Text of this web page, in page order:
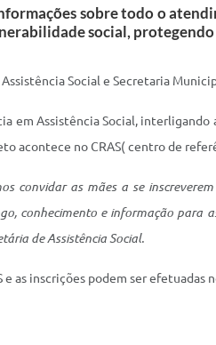
sobre todo o
social,
Social e Secretaria
em Assistência Social,
acontece no CRAS( centro de
convidar as mães a se
conhecimento e informação para
de Assistência Social.
as inscrições podem ser efetuadas